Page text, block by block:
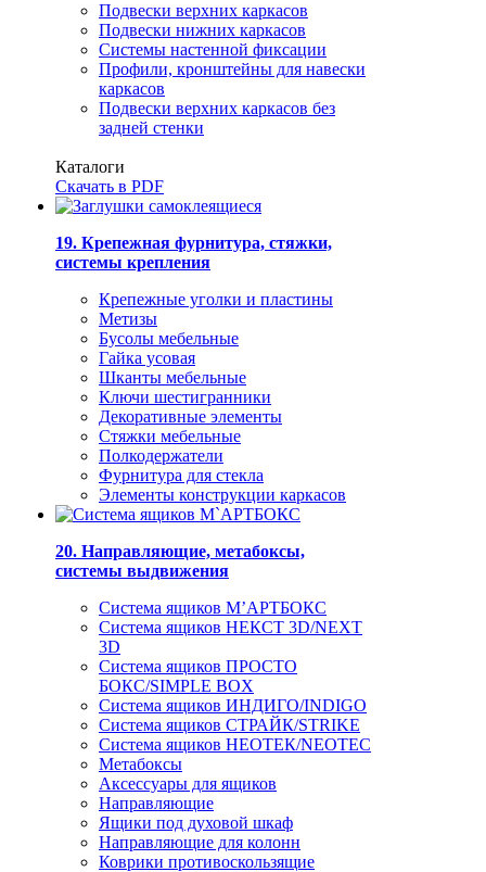
Подвески верхних каркасов
Подвески нижних каркасов
Системы настенной фиксации
Профили, кронштейны для навески
каркасов
Подвески верхних каркасов без
задней стенки
Каталоги
Скачать в PDF
19. Крепежная фурнитура, стяжки,
системы крепления
Крепежные уголки и пластины
Метизы
Бусолы мебельные
Гайка усовая
Шканты мебельные
Ключи шестигранники
Декоративные элементы
Стяжки мебельные
Полкодержатели
Фурнитура для стекла
Элементы конструкции каркасов
20. Направляющие, метабоксы,
системы выдвижения
Система ящиков М’АРТБОКС
Система ящиков НЕКСТ 3D/NEXT
3D
Система ящиков ПРОСТО
БОКС/SIMPLE BOX
Система ящиков ИНДИГО/INDIGO
Система ящиков СТРАЙК/STRIKE
Система ящиков НЕОТЕК/NEOTEC
Метабоксы
Аксессуары для ящиков
Направляющие
Ящики под духовой шкаф
Направляющие для колонн
Коврики противоскользящие